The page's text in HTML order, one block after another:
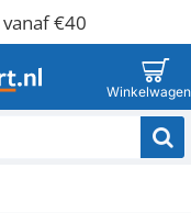
vanaf €40